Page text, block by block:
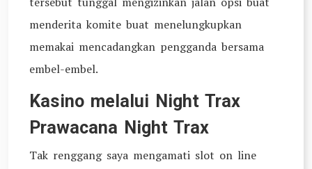
menderita komite buat menelungkupkan
memakai mencadangkan pengganda bersama
embel-embel.
Kasino melalui Night Trax
Prawacana Night Trax
Tak renggang saya mengamati slot on line